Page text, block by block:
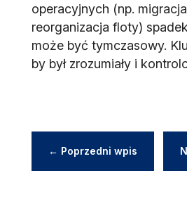
operacyjnych (np.
reorganizacja floty)
może być tymczasowy.
by był zrozumiały i
← Poprzedni wpis